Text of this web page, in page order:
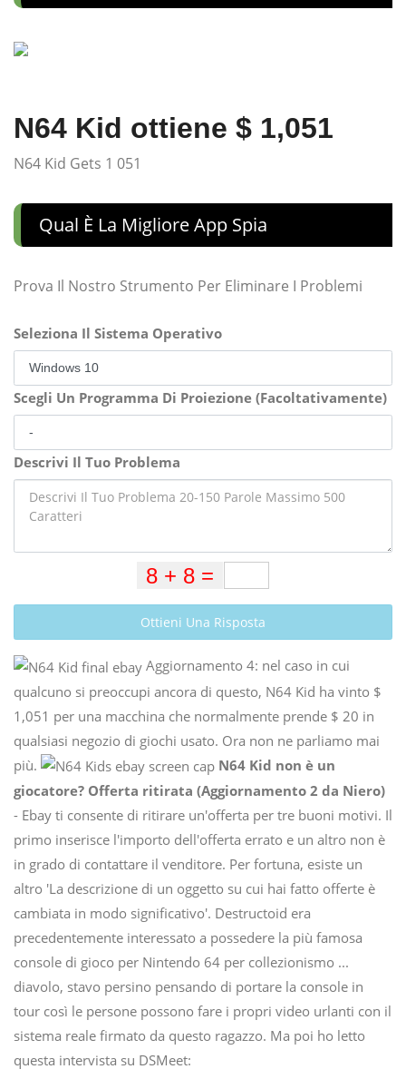
N64 Kid ottiene $ 1,051
N64 Kid Gets 1 051
Qual È La Migliore App Spia
Prova Il Nostro Strumento Per Eliminare I Problemi
Seleziona Il Sistema Operativo
Scegli Un Programma Di Proiezione (Facoltativamente)
Descrivi Il Tuo Problema
Ottieni Una Risposta
Aggiornamento 4: nel caso in cui
qualcuno si preoccupi ancora di questo, N64 Kid ha vinto $
1,051 per una macchina che normalmente prende $ 20 in
qualsiasi negozio di giochi usato. Ora non ne parliamo mai
più.
N64 Kid non è un
giocatore? Offerta ritirata (Aggiornamento 2 da Niero)
- Ebay ti consente di ritirare un'offerta per tre buoni motivi. Il
primo inserisce l'importo dell'offerta errato e un altro non è
in grado di contattare il venditore. Per fortuna, esiste un
altro 'La descrizione di un oggetto su cui hai fatto offerte è
cambiata in modo significativo'. Destructoid era
precedentemente interessato a possedere la più famosa
console di gioco per Nintendo 64 per collezionismo ...
diavolo, stavo persino pensando di portare la console in
tour così le persone possono fare i propri video urlanti con il
sistema reale firmato da questo ragazzo. Ma poi ho letto
questa intervista su DSMeet: